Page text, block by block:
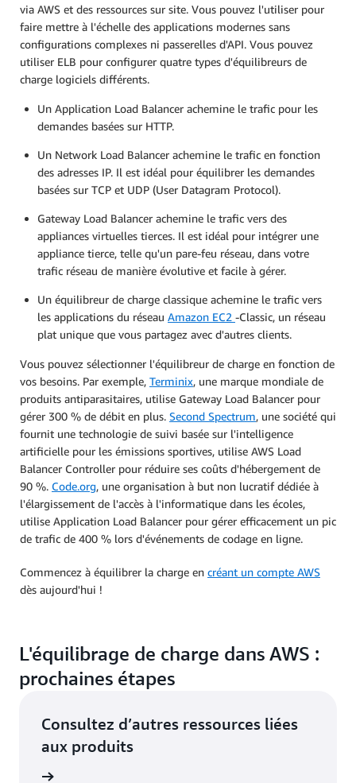
via AWS et des ressources sur site. Vous pouvez l'utiliser pour
faire mettre à l'échelle des applications modernes sans
configurations complexes ni passerelles d'API. Vous pouvez
utiliser ELB pour configurer quatre types d'équilibreurs de
charge logiciels différents.
Un Application Load Balancer achemine le trafic pour les
demandes basées sur HTTP.
Un Network Load Balancer achemine le trafic en fonction
des adresses IP. Il est idéal pour équilibrer les demandes
basées sur TCP et UDP (User Datagram Protocol).
Gateway Load Balancer achemine le trafic vers des
appliances virtuelles tierces. Il est idéal pour intégrer une
appliance tierce, telle qu'un pare-feu réseau, dans votre
trafic réseau de manière évolutive et facile à gérer.
Un équilibreur de charge classique achemine le trafic vers
les applications du réseau Amazon EC2 -Classic, un réseau
plat unique que vous partagez avec d'autres clients.
Vous pouvez sélectionner l'équilibreur de charge en fonction de
vos besoins. Par exemple, Terminix, une marque mondiale de
produits antiparasitaires, utilise Gateway Load Balancer pour
gérer 300 % de débit en plus. Second Spectrum, une société qui
fournit une technologie de suivi basée sur l'intelligence
artificielle pour les émissions sportives, utilise AWS Load
Balancer Controller pour réduire ses coûts d'hébergement de
90 %. Code.org, une organisation à but non lucratif dédiée à
l'élargissement de l'accès à l'informatique dans les écoles,
utilise Application Load Balancer pour gérer efficacement un pic
de trafic de 400 % lors d'événements de codage en ligne.
Commencez à équilibrer la charge en créant un compte AWS
dès aujourd'hui !
L'équilibrage de charge dans AWS :
prochaines étapes
Consultez d’autres ressources liées
aux produits